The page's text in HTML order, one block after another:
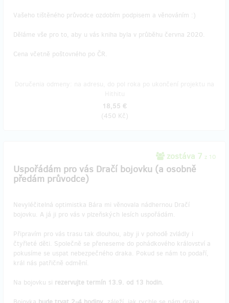
Vašeho tištěného průvodce ozdobím podpisem a věnováním :)
Děláme vše pro to, aby u vás kniha byla v průběhu června 2020.
Cena včetně poštovného po ČR.
18,55 €
(450 Kč)
zostáva 7 z 10
Uspořádám pro vás Dračí bojovku (a osobně
předám průvodce)
Nevyléčitelná optimistka Bára mi věnovala nádhernou Dračí
bojovku. A já ji pro vás v plzeňských lesích uspořádám.
Připravím pro vás trasu tak dlouhou, aby ji v pohodě zvládly i
čtyřleté děti. Společně se přeneseme do pohádkového království a
pokusíme se uspat nebezpečného draka. Pokud se nám to podaří,
král nás patřičně odmění.
Na bojovku si rezervujte termín 13.9. od 13 hodin.